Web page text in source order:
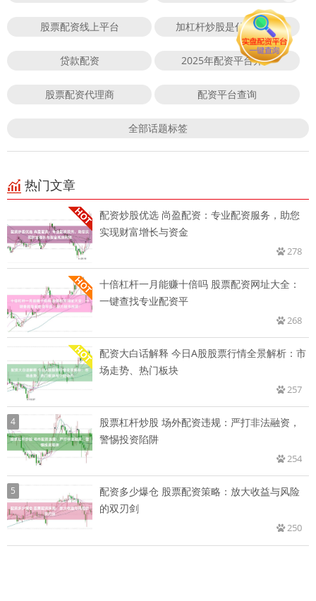
股票配资线上平台 加杠杆炒股是什么意思?
贷款配资 2025年配资平台开户
股票配资代理商 配资平台查询
全部话题标签
热门文章
配资炒股优选 尚盈配资：专业配资服务，助您
实现财富增长与资金
278
十倍杠杆一月能赚十倍吗 股票配资网址大全：
一键查找专业配资平
268
配资大白话解释 今日A股股票行情全景解析：市
场走势、热门板块
257
4
股票杠杆炒股 场外配资违规：严打非法融资，
警惕投资陷阱
254
5
配资多少爆仓 股票配资策略：放大收益与风险
的双刃剑
250